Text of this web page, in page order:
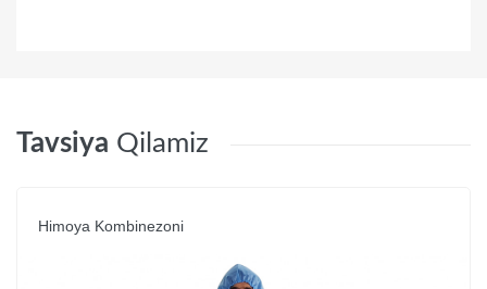
Tavsiya Qilamiz
Himoya Kombinezoni